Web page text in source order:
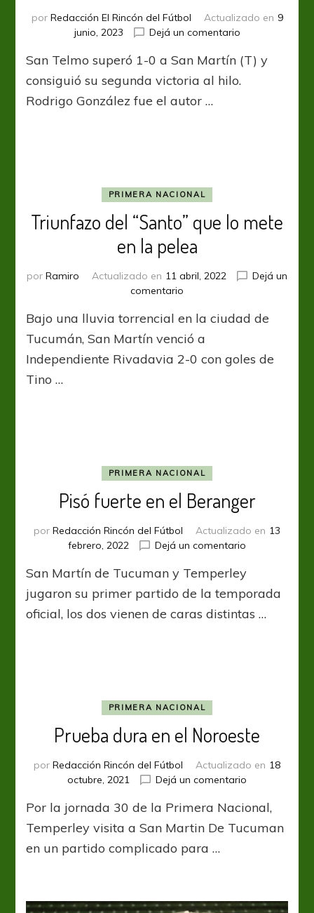
por Redacción El Rincón del Fútbol Actualizado en 9
junio, 2023
Dejá un comentarioen
Candombero
San Telmo superó 1-0 a San Martín (T) y
consiguió su segunda victoria al hilo.
Rodrigo González fue el autor …
PRIMERA NACIONAL
Triunfazo del “Santo” que lo mete
en la pelea
por Ramiro Actualizado en 11 abril, 2022
Dejá un
comentario
del
“Santo”
lo
Bajo una lluvia torrencial en la ciudad de
Tucumán, San Martín venció a
Independiente Rivadavia 2-0 con goles de
Tino …
PRIMERA NACIONAL
Pisó fuerte en el Beranger
por Redacción Rincón del Fútbol Actualizado en 13
febrero, 2022
Dejá un comentario
fuerte
Beranger
San Martín de Tucuman y Temperley
jugaron su primer partido de la temporada
oficial, los dos vienen de caras distintas …
PRIMERA NACIONAL
Prueba dura en el Noroeste
por Redacción Rincón del Fútbol Actualizado en 18
octubre, 2021
Dejá un comentario
dura
Por la jornada 30 de la Primera Nacional,
Temperley visita a San Martin De Tucuman
en un partido complicado para …